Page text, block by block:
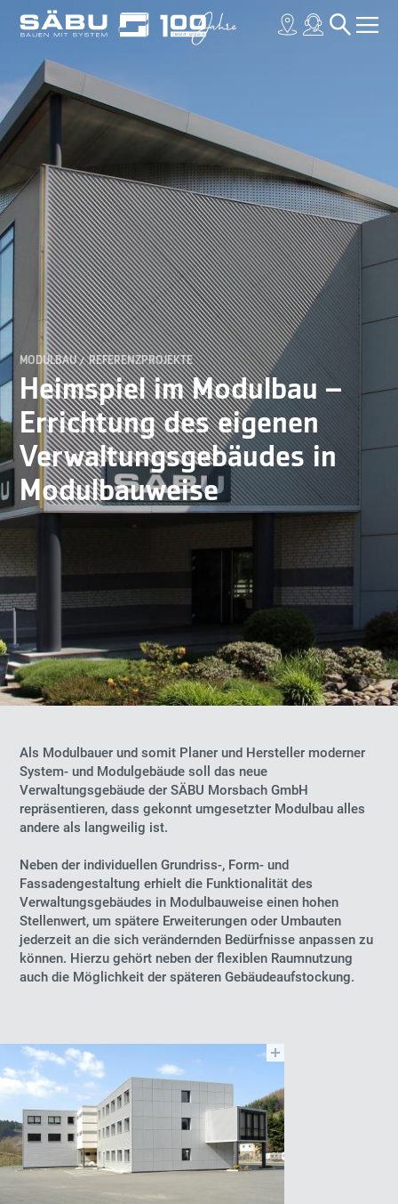
MODULBAU REFERENZPROJEKTE
Heimspiel im Modulbau –
Errichtung des eigenen
Verwaltungsgebäudes in
Modulbauweise
Als Modulbauer und somit Planer und Hersteller moderner
System- und Modulgebäude soll das neue
Verwaltungsgebäude der SÄBU Morsbach GmbH
repräsentieren, dass gekonnt umgesetzter Modulbau alles
andere als langweilig ist.
Neben der individuellen Grundriss-, Form- und
Fassadengestaltung erhielt die Funktionalität des
Verwaltungsgebäudes in Modulbauweise einen hohen
Stellenwert, um spätere Erweiterungen oder Umbauten
jederzeit an die sich verändernden Bedürfnisse anpassen zu
können. Hierzu gehört neben der flexiblen Raumnutzung
auch die Möglichkeit der späteren Gebäudeaufstockung.